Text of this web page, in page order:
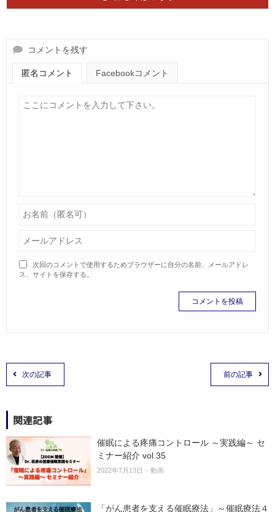
コメントを残す
匿名コメント Facebookコメント
次回のコメントで使用するためブラウザーに自分の名前、メールアドレ
ス、サイトを保存する。
前の記事
次の記事
関連記事
催眠による疼痛コントロール ～実践編～ セ
ミナー紹介 vol.35
2022年7月13日 動画
「がん患者を支える催眠療法」～催眠療法４